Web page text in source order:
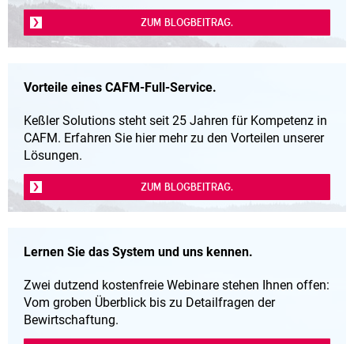
ZUM BLOGBEITRAG.
Vorteile eines CAFM-Full-Service.
Keßler Solutions steht seit 25 Jahren für Kompetenz in
CAFM. Erfahren Sie hier mehr zu den Vorteilen unserer
Lösungen.
ZUM BLOGBEITRAG.
Lernen Sie das System und uns kennen.
Zwei dutzend kostenfreie Webinare stehen Ihnen offen:
Vom groben Überblick bis zu Detailfragen der
Bewirtschaftung.